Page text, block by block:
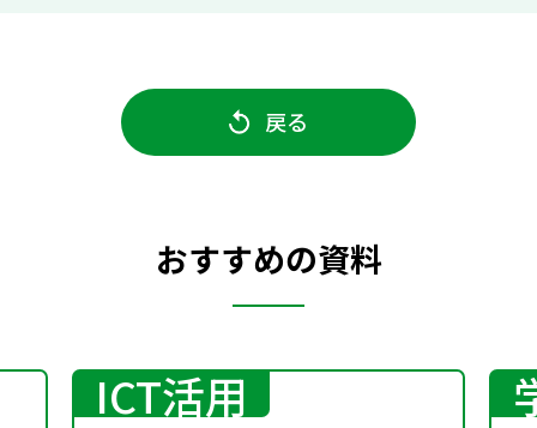
戻る
おすすめの資料
ICT活用